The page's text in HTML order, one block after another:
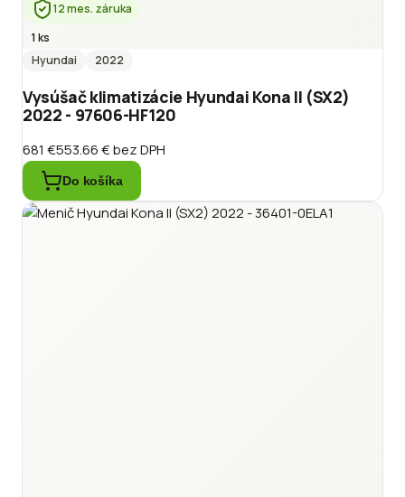
12 mes. záruka
1 ks
Hyundai
2022
Vysúšač klimatizácie Hyundai Kona II (SX2)
2022 - 97606-HF120
681 €553.66 €bez DPH
Do košíka